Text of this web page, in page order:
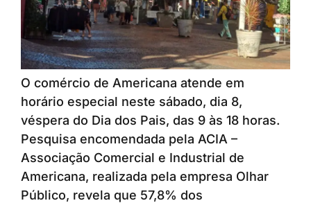
O comércio de Americana atende em
horário especial neste sábado, dia 8,
véspera do Dia dos Pais, das 9 às 18 horas.
Pesquisa encomendada pela ACIA –
Associação Comercial e Industrial de
Americana, realizada pela empresa Olhar
Público, revela que 57,8% dos